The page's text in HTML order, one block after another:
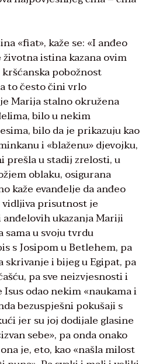
«fiat», kaže se: «I anđeo
istina kazana ovim
pobožnost
to često čini vrlo
Marija stalno okružena
bilo u nekim
bilo da je prikazuju kao
i «blaženu» djevojku,
prešla u stadij zrelosti, u
oblaku, osigurana
kaže evanđelje da anđeo
vidljiva prisutnost je
ukazanja Mariji
sama u svoju tvrdu
s Josipom u Betlehem, pa
skrivanje i bijeg u Egipat, pa
pa sve neizvjesnosti i
odao nekim «naukama i
bezuspješni pokušaji s
jer su joj dodijale glasine
sebe», pa onda onako
je, eto, kao «našla milost